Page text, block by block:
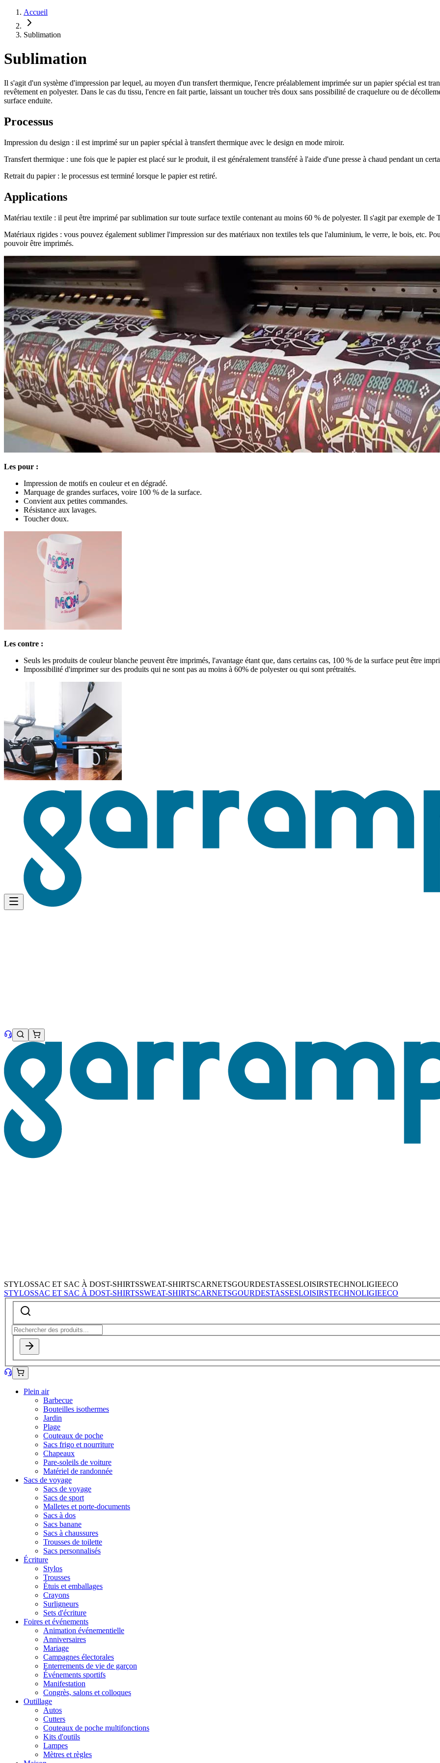
Accueil
Sublimation
Sublimation
Il s'agit d'un système d'impression par lequel, au moyen d'un transfert thermique, l'encre préalablement imprimée sur un papier spécial est
revêtement en polyester. Dans le cas du tissu, l'encre en fait partie, laissant un toucher très doux sans possibilité de craquelure ou de
surface enduite.
Processus
Impression du design : il est imprimé sur un papier spécial à transfert thermique avec le design en mode miroir.
Transfert thermique : une fois que le papier est placé sur le produit, il est généralement transféré à l'aide d'une presse à chaud pendant un
Retrait du papier : le processus est terminé lorsque le papier est retiré.
Applications
Matériau textile : il peut être imprimé par sublimation sur toute surface textile contenant au moins 60 % de polyester. Il s'agit par exemple de
Matériaux rigides : vous pouvez également sublimer l'impression sur des matériaux non textiles tels que l'aluminium, le verre, le bois, etc.
pouvoir être imprimés.
Les pour :
Impression de motifs en couleur et en dégradé.
Marquage de grandes surfaces, voire 100 % de la surface.
Convient aux petites commandes.
Résistance aux lavages.
Toucher doux.
Les contre :
Seuls les produits de couleur blanche peuvent être imprimés, l'avantage étant que, dans certains cas, 100 % de la surface peut être
Impossibilité d'imprimer sur des produits qui ne sont pas au moins à 60% de polyester ou qui sont prétraités.
STYLOSSAC ET SAC À DOST-SHIRTSSWEAT-SHIRTSCARNETSGOURDESTASSESLOISIRSTECHNOLIGIEECO
STYLOSSAC ET SAC À DOST-SHIRTSSWEAT-SHIRTSCARNETSGOURDESTASSESLOISIRSTECHNOLIGIEECO
Plein air
Barbecue
Bouteilles isothermes
Jardin
Plage
Couteaux de poche
Sacs frigo et nourriture
Chapeaux
Pare-soleils de voiture
Matériel de randonnée
Sacs de voyage
Sacs de voyage
Sacs de sport
Malletes et porte-documents
Sacs à dos
Sacs banane
Sacs à chaussures
Trousses de toilette
Sacs personnalisés
Écriture
Stylos
Trousses
Étuis et emballages
Crayons
Surligneurs
Sets d'écriture
Foires et événements
Animation événementielle
Anniversaires
Mariage
Campagnes électorales
Enterrements de vie de garçon
Événements sportifs
Manifestation
Congrès, salons et colloques
Outillage
Autos
Cutters
Couteaux de poche multifonctions
Kits d'outils
Lampes
Mètres et règles